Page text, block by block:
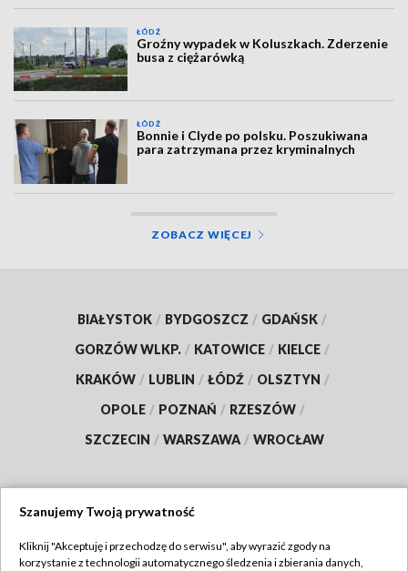
ŁÓDŹ
Groźny wypadek w Koluszkach. Zderzenie
busa z ciężarówką
ŁÓDŹ
Bonnie i Clyde po polsku. Poszukiwana
para zatrzymana przez kryminalnych
ZOBACZ WIĘCEJ
BIAŁYSTOK / BYDGOSZCZ / GDAŃSK /
GORZÓW WLKP. / KATOWICE / KIELCE /
KRAKÓW / LUBLIN / ŁÓDŹ / OLSZTYN /
OPOLE / POZNAŃ / RZESZÓW /
SZCZECIN / WARSZAWA / WROCŁAW
TVP
Szanujemy Twoją prywatność
Kliknij "Akceptuję i przechodzę do serwisu", aby wyrazić zgody na
korzystanie z technologii automatycznego śledzenia i zbierania danych,